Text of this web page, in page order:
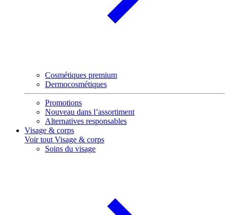
Cosmétiques premium
Dermocosmétiques
Promotions
Nouveau dans l’assortiment
Alternatives responsables
Visage & corps
Voir tout Visage & corps
Soins du visage